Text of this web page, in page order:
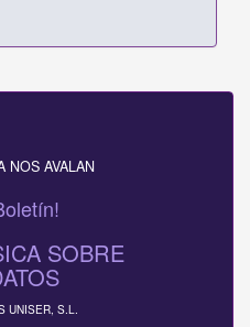
NOS AVALAN
SOBRE
UNISER, S.L.